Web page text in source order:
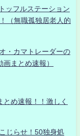
ッフルステーション
（無職孤独居老人的
・カマトレーダーの
まとめ速報）
め速報！！激しく
じらせ！50独身処